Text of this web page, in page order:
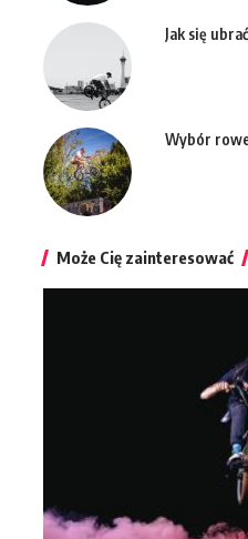
Jak się
Wybór
Może Cię zainteresować